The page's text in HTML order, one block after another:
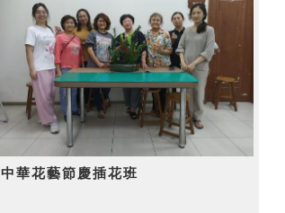
中華花藝節慶插花班